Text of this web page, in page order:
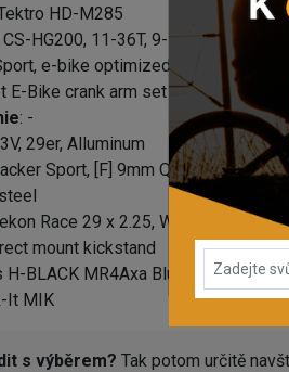
HD-M285
CS-HG200, 11-36T, 9-speed
e-bike optimized
E-Bike crank arm set FSA
: -
29er, Alluminum
Sport, [F] 9mm QR [R] 135mm
Race 29 x 2.25, Wire Bead, Dual
mount kickstand
H-BLACK MR4Axa BlueLine Steady
It MIK
s výběrem? Tak potom určitě